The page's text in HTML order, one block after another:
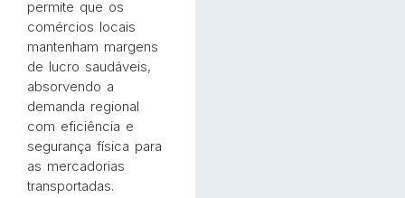
permite que os
comércios locais
mantenham margens
de lucro saudáveis,
absorvendo a
demanda regional
com eficiência e
segurança física para
as mercadorias
transportadas.